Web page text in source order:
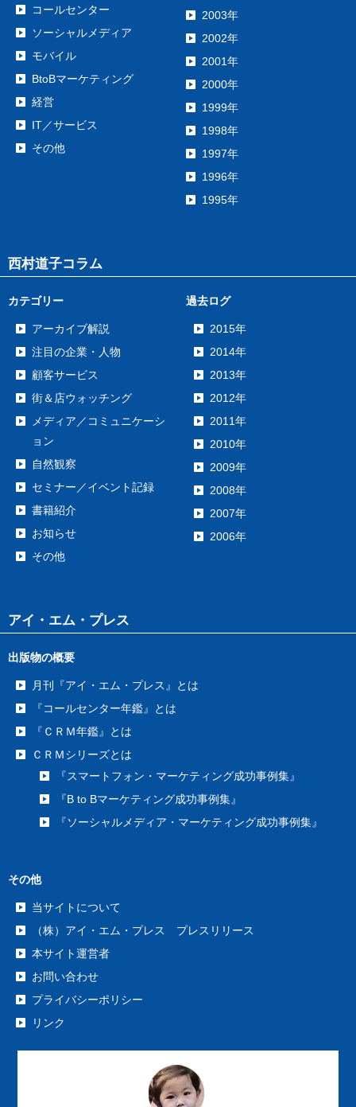
コールセンター
ソーシャルメディア
モバイル
BtoBマーケティング
経営
IT／サービス
その他
2003年
2002年
2001年
2000年
1999年
1998年
1997年
1996年
1995年
西村道子コラム
カテゴリー
アーカイブ解説
注目の企業・人物
顧客サービス
街＆店ウォッチング
メディア／コミュニケーシ
ョン
自然観察
セミナー／イベント記録
書籍紹介
お知らせ
その他
過去ログ
2015年
2014年
2013年
2012年
2011年
2010年
2009年
2008年
2007年
2006年
アイ・エム・プレス
出版物の概要
月刊『アイ・エム・プレス』とは
『コールセンター年鑑』とは
『ＣＲＭ年鑑』とは
ＣＲＭシリーズとは
『スマートフォン・マーケティング成功事例集』
『B to Bマーケティング成功事例集』
『ソーシャルメディア・マーケティング成功事例集』
その他
当サイトについて
（株）アイ・エム・プレス プレスリリース
本サイト運営者
お問い合わせ
プライバシーポリシー
リンク